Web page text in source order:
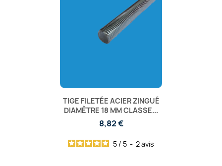
TIGE FILETÉE ACIER ZINGUÉ
DIAMÈTRE 18 MM CLASSE...
8,82 €
5 / 5 - 2avis